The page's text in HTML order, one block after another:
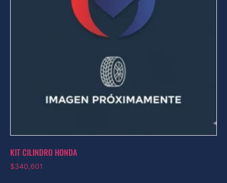
KIT CILINDRO HONDA
$340,601